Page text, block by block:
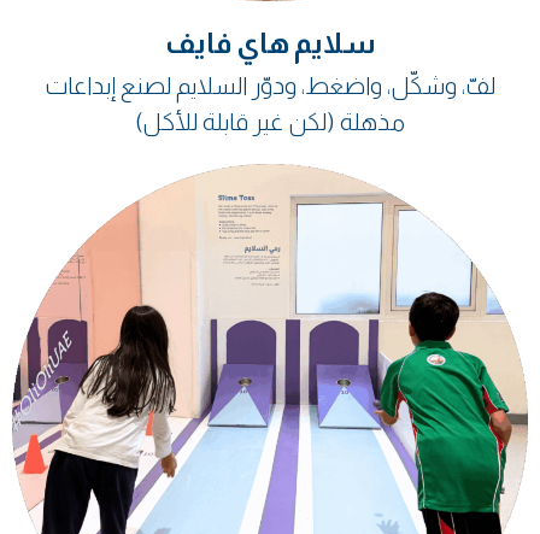
سلايم هاي فايف
لفّ، وشكّل، واضغط، ودوّر السلايم لصنع إبداعات
مذهلة (لكن غير قابلة للأكل)